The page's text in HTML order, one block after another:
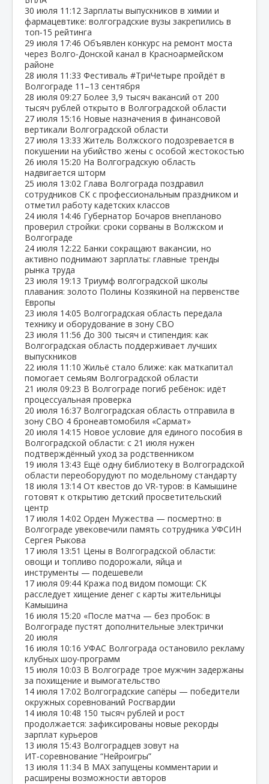
30 июля 11:12 Зарплаты выпускников в химии и
фармацевтике: волгоградские вузы закрепились в
топ‑15 рейтинга
29 июля 17:46 Объявлен конкурс на ремонт моста
через Волго‑Донской канал в Красноармейском
районе
28 июля 11:33 Фестиваль #ТриЧетыре пройдёт в
Волгограде 11–13 сентября
28 июля 09:27 Более 3,9 тысяч вакансий от 200
тысяч рублей открыто в Волгоградской области
27 июля 15:16 Новые назначения в финансовой
вертикали Волгоградской области
27 июля 13:33 Житель Волжского подозревается в
покушении на убийство жены с особой жестокостью
26 июля 15:20 На Волгоградскую область
надвигается шторм
25 июля 13:02 Глава Волгограда поздравил
сотрудников СК с профессиональным праздником и
отметил работу кадетских классов
24 июля 14:46 Губернатор Бочаров внепланово
проверил стройки: сроки сорваны в Волжском и
Волгограде
24 июля 12:22 Банки сокращают вакансии, но
активно поднимают зарплаты: главные тренды
рынка труда
23 июля 19:13 Триумф волгоградской школы
плавания: золото Полины Козякиной на первенстве
Европы
23 июля 14:05 Волгоградская область передала
технику и оборудование в зону СВО
23 июля 11:56 До 300 тысяч и стипендия: как
Волгоградская область поддерживает лучших
выпускников
22 июля 11:10 Жильё стало ближе: как маткапитал
помогает семьям Волгоградской области
21 июля 09:23 В Волгограде погиб ребёнок: идёт
процессуальная проверка
20 июля 16:37 Волгоградская область отправила в
зону СВО 4 бронеавтомобиля «Сармат»
20 июля 14:15 Новое условие для единого пособия в
Волгоградской области: с 21 июля нужен
подтверждённый уход за родственником
19 июля 13:43 Ещё одну библиотеку в Волгоградской
области переоборудуют по модельному стандарту
18 июля 13:14 От квестов до VR‑туров: в Камышине
готовят к открытию детский просветительский
центр
17 июля 14:02 Орден Мужества — посмертно: в
Волгограде увековечили память сотрудника УФСИН
Сергея Рыкова
17 июля 13:51 Цены в Волгоградской области:
овощи и топливо подорожали, яйца и
инструменты — подешевели
17 июля 09:44 Кража под видом помощи: СК
расследует хищение денег с карты жительницы
Камышина
16 июля 15:20 «После матча — без пробок: в
Волгограде пустят дополнительные электрички
20 июля
16 июля 10:16 УФАС Волгограда остановило рекламу
клубных шоу‑программ
15 июля 10:03 В Волгограде трое мужчин задержаны
за похищение и вымогательство
14 июля 17:02 Волгоградские сапёры — победители
окружных соревнований Росгвардии
14 июля 10:48 150 тысяч рублей и рост
продолжается: зафиксированы новые рекорды
зарплат курьеров
13 июля 15:43 Волгоградцев зовут на
ИТ‑соревнование “Нейроигры”
13 июля 11:34 В МАХ запущены комментарии и
расширены возможности авторов